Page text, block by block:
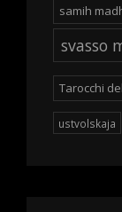
samih
svasso
Tarocchi
ustvolskaja